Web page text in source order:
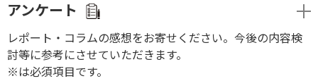
アンケート
レポート・コラムの感想をお寄せください。今後の内容検
討等に参考にさせていただきます。
※は必須項目です。